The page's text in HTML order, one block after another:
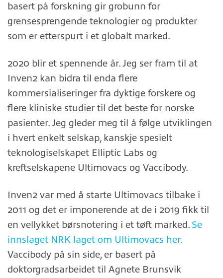
basert på forskning gir grobunn for
grensesprengende teknologier og produkter
som er etterspurt i et globalt marked.
2020 blir et spennende år. Jeg ser fram til at
Inven2 kan bidra til enda flere
kommersialiseringer fra dyktige forskere og
flere kliniske studier til det beste for norske
pasienter. Jeg gleder meg til å følge utviklingen
i hvert enkelt selskap, kanskje spesielt
teknologiselskapet Elliptic Labs og
kreftselskapene Ultimovacs og Vaccibody.
Inven2 var med å starte Ultimovacs tilbake i
2011 og det er imponerende at de i 2019 fikk til
en vellykket børsnotering i et tøft marked. Se
innslaget NRK laget om Ultimovacs her.
Vaccibody på sin side, er basert på
doktorgradsarbeidet til Agnete Brunsvik